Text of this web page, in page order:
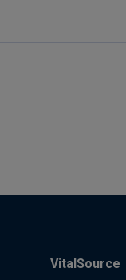
VitalSource